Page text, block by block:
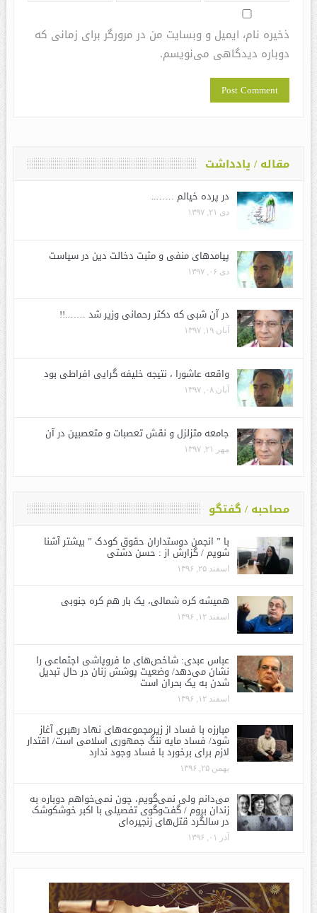
ذخیره نام، ایمیل و وبسایت من در مرورگر برای زمانی که
دوباره دیدگاهی می‌نویسم.
مقاله / یادداشت
در پرده خیالم ……..
دی ۲۱, ۱۳۹۷
پیامدهای منفی و مثبت دخالت دین در سیاست
دی ۰۶, ۱۳۹۷
در آن شبی که دکتر رحمانی وزیر شد …….!!
آبان ۱۹, ۱۳۹۷
واقعه عاشورا ، نتیجه خلیفه گرایی افراطی بود
آبان ۰۸, ۱۳۹۷
جامعه متزلزل و نقش تعصبات و متعصبین در آن
مهر ۲۱, ۱۳۹۷
مصاحبه / گفتگو
با ” انجمن دوستداران حقوق کودک ” بیشتر آشنا
شویم / گزارش از : حسن دشتی
اسفند ۲۵, ۱۳۹۶
همیشه کره شمالی، یک بار هم کره جنوبی
اسفند ۱۲, ۱۳۹۶
عباس عبدی: شاخص‌های ما فروپاشی اجتماعی را
نشان می‌دهد/ وضعیت پوشش زنان در حال تبدیل
شدن به یک بحران است
اسفند ۱۲, ۱۳۹۶
مبارزه با فساد از زیرمجموعه‌های نهاد رهبری آغاز
شود/ فساد مایه ننگ جمهوری اسلامی است/ اقتدار
لازم برای برخورد با فساد وجود ندارد
بهمن ۲۵, ۱۳۹۶
می‌دانم ولی نمی‌گویم، چون نمی‌خواهم دوباره به
زندان بروم / گفت‌وگوی تفصیلی با اکبر خوشکوشک
در سالگرد قتل‌های زنجیره‌ای
آذر ۰۱, ۱۳۹۶